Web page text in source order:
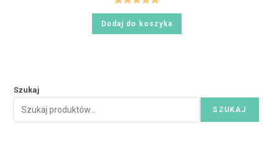
Oceniono
5.00 na 5
Dodaj do koszyka
Szukaj
SZUKAJ